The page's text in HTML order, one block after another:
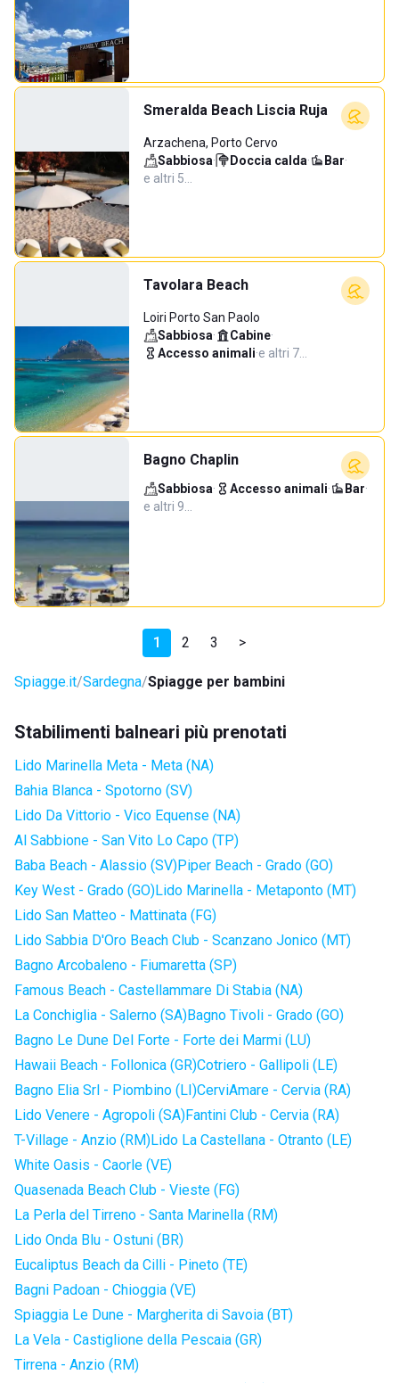
Smeralda Beach Liscia Ruja
Arzachena, Porto Cervo
Sabbiosa· Doccia calda· Bar·
e altri 5…
Tavolara Beach
Loiri Porto San Paolo
Sabbiosa· Cabine·
Accesso animali·e altri 7…
Bagno Chaplin
Sabbiosa· Accesso animali· Bar·
e altri 9…
1 2 3 >
Spiagge.it Sardegna Spiagge per bambini
Stabilimenti balneari più prenotati
Lido Marinella Meta - Meta (NA)
Bahia Blanca - Spotorno (SV)
Lido Da Vittorio - Vico Equense (NA)
Al Sabbione - San Vito Lo Capo (TP)
Baba Beach - Alassio (SV)Piper Beach - Grado (GO)
Key West - Grado (GO)Lido Marinella - Metaponto (MT)
Lido San Matteo - Mattinata (FG)
Lido Sabbia D'Oro Beach Club - Scanzano Jonico (MT)
Bagno Arcobaleno - Fiumaretta (SP)
Famous Beach - Castellammare Di Stabia (NA)
La Conchiglia - Salerno (SA)Bagno Tivoli - Grado (GO)
Bagno Le Dune Del Forte - Forte dei Marmi (LU)
Hawaii Beach - Follonica (GR)Cotriero - Gallipoli (LE)
Bagno Elia Srl - Piombino (LI)CerviAmare - Cervia (RA)
Lido Venere - Agropoli (SA)Fantini Club - Cervia (RA)
T-Village - Anzio (RM)Lido La Castellana - Otranto (LE)
White Oasis - Caorle (VE)
Quasenada Beach Club - Vieste (FG)
La Perla del Tirreno - Santa Marinella (RM)
Lido Onda Blu - Ostuni (BR)
Eucaliptus Beach da Cilli - Pineto (TE)
Bagni Padoan - Chioggia (VE)
Spiaggia Le Dune - Margherita di Savoia (BT)
La Vela - Castiglione della Pescaia (GR)
Tirrena - Anzio (RM)